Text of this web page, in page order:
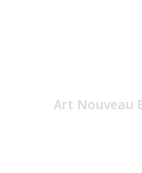
Art Nouveau